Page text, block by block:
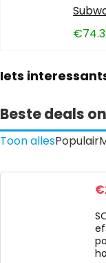
€
Iets
Beste deals
Toon allesPopulair
€